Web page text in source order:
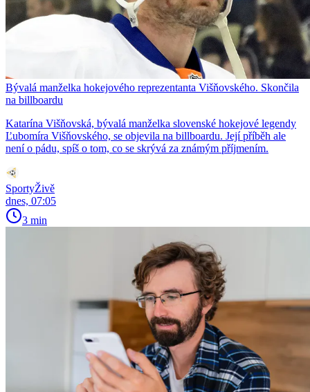
Bývalá manželka hokejového reprezentanta Višňovského. Skončila
na billboardu
Katarína Višňovská, bývalá manželka slovenské hokejové legendy
Ľubomíra Višňovského, se objevila na billboardu. Její příběh ale
není o pádu, spíš o tom, co se skrývá za známým příjmením.
SportyŽivě
dnes, 07:05
3 min